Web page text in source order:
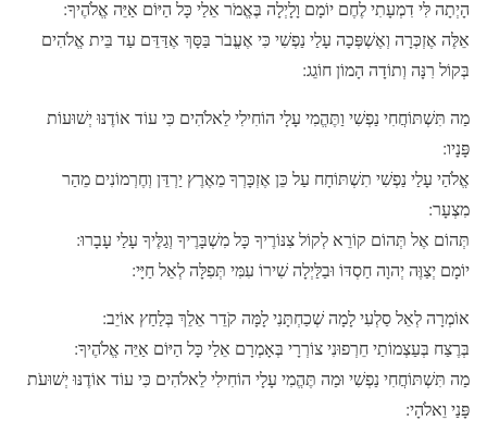
הָיְתָה לִּי דִמְעָתִי לֶחֶם יוֹמָם וָלָיְלָה בֶּאֱמֹר אֵלַי כָּל הַיּוֹם אַיֵּה אֱלֹהֶיךָ:
אֵלֶּה אֶזְכְּרָה וְאֶשְׁפְּכָה עָלַי נַפְשִׁי כִּי אֶעֱבֹר בַּסָּךְ אֶדַּדֵּם עַד בֵּית אֱלֹהִים
בְּקוֹל רִנָּה וְתוֹדָה הָמוֹן חוֹגֵג:
מַה תִּשְׁתּוֹחֲחִי נַפְשִׁי וַתֶּהֱמִי עָלָי הוֹחִילִי לֵאלֹהִים כִּי עוֹד אוֹדֶנּוּ יְשׁוּעוֹת
פָּנָיו:
אֱלֹהַי עָלַי נַפְשִׁי תִשְׁתּוֹחָח עַל כֵּן אֶזְכָּרְךָ מֵאֶרֶץ יַרְדֵּן וְחֶרְמוֹנִים מֵהַר
מִצְעָר:
תְּהוֹם אֶל תְּהוֹם קוֹרֵא לְקוֹל צִנּוֹרֶיךָ כָּל מִשְׁבָּרֶיךָ וְגַלֶּיךָ עָלַי עָבָרוּ:
יוֹמָם יְצַוֶּה יְהוָה חַסְדּוֹ וּבַלַּיְלָה שִׁירוֹ עִמִּי תְּפִלָּה לְאֵל חַיָּי:
אוֹמְרָה לְאֵל סַלְעִי לָמָה שְׁכַחְתָּנִי לָמָּה קֹדֵר אֵלֵךְ בְּלַחַץ אוֹיֵב:
בְּרֶצַח בְּעַצְמוֹתַי חֵרְפוּנִי צוֹרְרָי בְּאָמְרָם אֵלַי כָּל הַיּוֹם אַיֵּה אֱלֹהֶיךָ:
מַה תִּשְׁתּוֹחֲחִי נַפְשִׁי וּמַה תֶּהֱמִי עָלָי הוֹחִילִי לֵאלֹהִים כִּי עוֹד אוֹדֶנּוּ יְשׁוּעֹת
פָּנַי וֵאלֹהָי: